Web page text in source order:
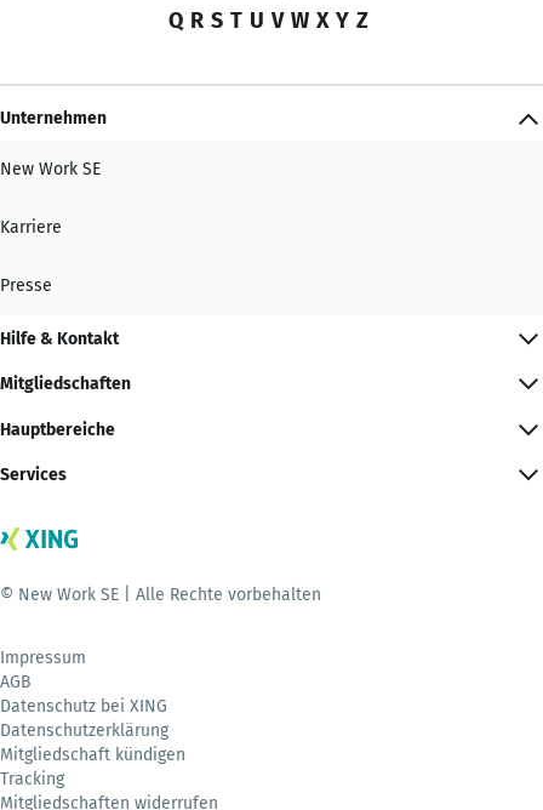
Q R S T U V W X Y Z
Unternehmen
New Work SE
Karriere
Presse
Hilfe & Kontakt
Mitgliedschaften
Hauptbereiche
Services
© New Work SE | Alle Rechte vorbehalten
Impressum
AGB
Datenschutz bei XING
Datenschutzerklärung
Mitgliedschaft kündigen
Tracking
Mitgliedschaften widerrufen